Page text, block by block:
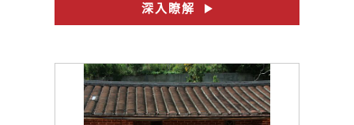
#禁忌
深入瞭解